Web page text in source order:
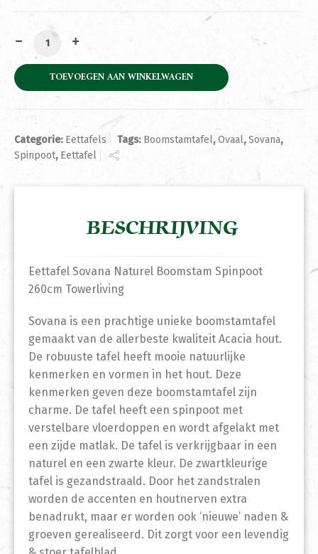
Eettafel Sovana Naturel Boomstam Spinpoot 260cm
TOEVOEGEN AAN WINKELWAGEN
Categorie: Eettafels Tags: Boomstamtafel,Ovaal,Sovana,
Spinpoot, Eettafel
BESCHRIJVING
Eettafel Sovana Naturel Boomstam Spinpoot
260cm Towerliving
Sovana is een prachtige unieke boomstamtafel
gemaakt van de allerbeste kwaliteit Acacia hout.
De robuuste tafel heeft mooie natuurlijke
kenmerken en vormen in het hout. Deze
kenmerken geven deze boomstamtafel zijn
charme. De tafel heeft een spinpoot met
verstelbare vloerdoppen en wordt afgelakt met
een zijde matlak. De tafel is verkrijgbaar in een
naturel en een zwarte kleur. De zwartkleurige
tafel is gezandstraald. Door het zandstralen
worden de accenten en houtnerven extra
benadrukt, maar er worden ook ‘nieuwe’ naden &
groeven gerealiseerd. Dit zorgt voor een levendig